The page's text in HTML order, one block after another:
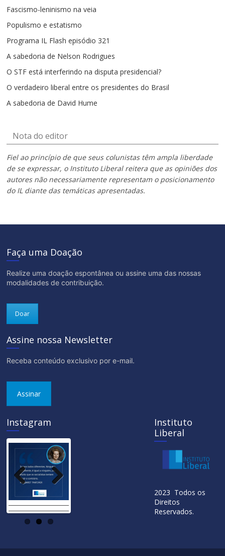
Fascismo-leninismo na veia
Populismo e estatismo
Programa IL Flash episódio 321
A sabedoria de Nelson Rodrigues
O STF está interferindo na disputa presidencial?
O verdadeiro liberal entre os presidentes do Brasil
A sabedoria de David Hume
Nota do editor
Fiel ao princípio de que seus colunistas têm ampla liberdade
de se expressar, o Instituto Liberal reitera que as opiniões dos
autores não necessariamente representam o posicionamento
do IL diante das temáticas apresentadas.
Faça uma Doação
Realize uma doação espontânea ou assine uma das nossas
modalidades de contribuição.
Doar
Assine nossa Newsletter
Receba conteúdo exclusivo por e-mail.
Assinar
Instagram
ous
Instituto
Liberal
2023 Todos os
Direitos
Reservados.